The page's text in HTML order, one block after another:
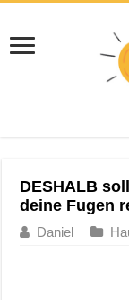
DESHALB
deine Fugen
Daniel